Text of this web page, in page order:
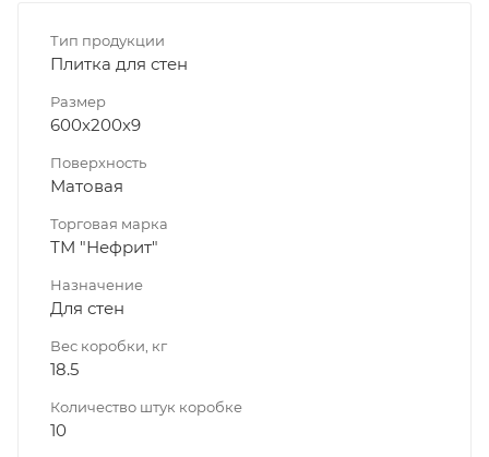
Тип продукции
Плитка для стен
Размер
600х200х9
Поверхность
Матовая
Торговая марка
ТМ "Нефрит"
Назначение
Для стен
Вес коробки, кг
18.5
Количество штук коробке
10